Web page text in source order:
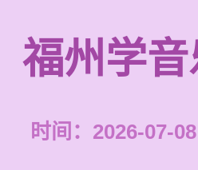
福州学
时间：2026-07-